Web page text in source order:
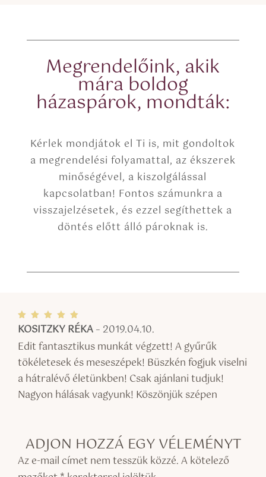
*
Megrendelőink, akik
mára boldog
házaspárok, mondták:
Kérlek mondjátok el Ti is, mit gondoltok
a megrendelési folyamattal, az ékszerek
minőségével, a kiszolgálással
kapcsolatban! Fontos számunkra a
visszajelzésetek, és ezzel segíthettek a
döntés előtt álló pároknak is.
Értékel
és: 5
/ 5
KOSITZKY RÉKA– 2019.04.10.
Edit fantasztikus munkát végzett! A gyűrűk
tökéletesek és meseszépek! Büszkén fogjuk viselni
a hátralévő életünkben! Csak ajánlani tudjuk!
Nagyon hálásak vagyunk! Köszönjük szépen
ADJON HOZZÁ EGY VÉLEMÉNYT
Az e-mail címet nem tesszük közzé.A kötelező